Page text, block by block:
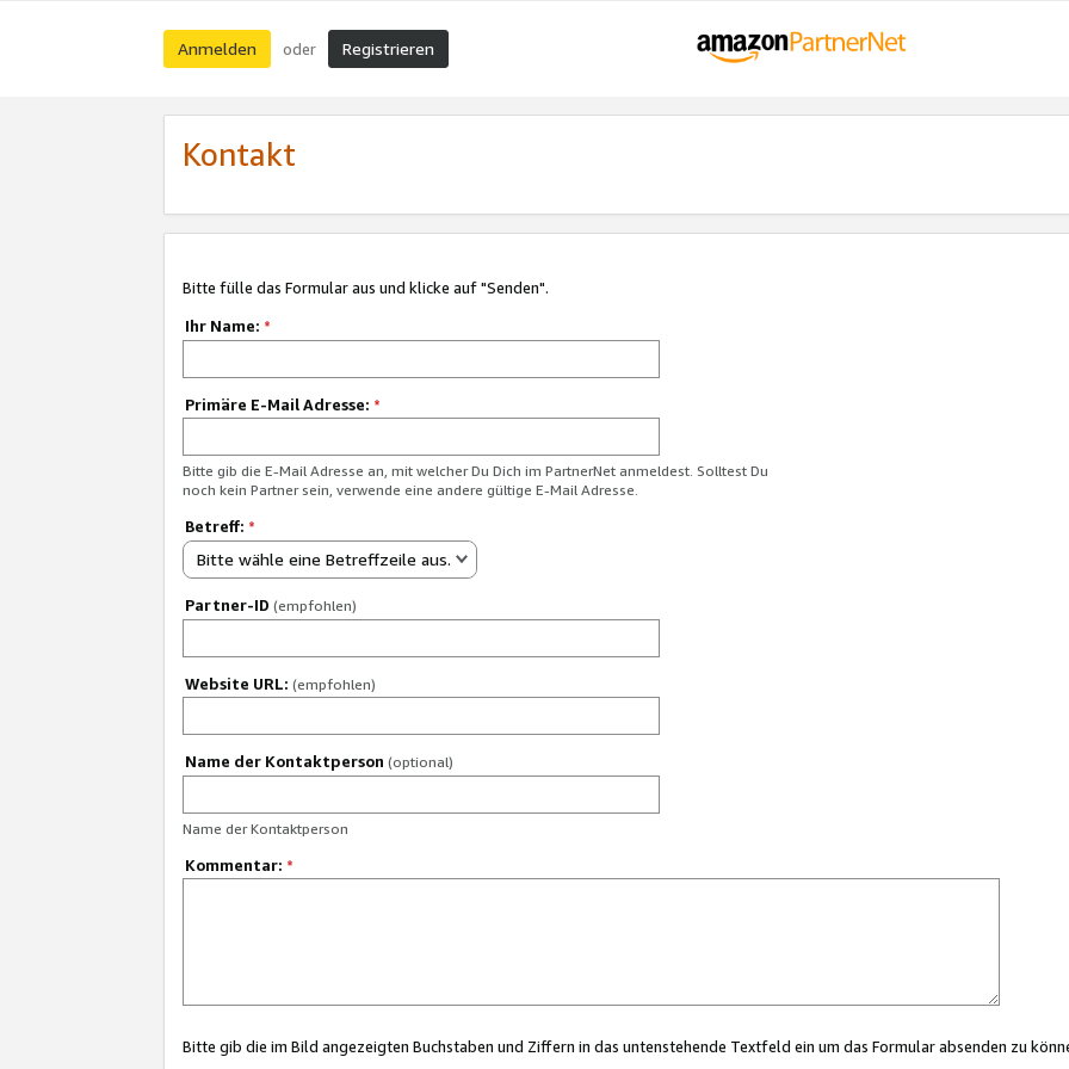
Anmelden oder Registrieren
Kontakt
Bitte fülle das Formular aus und klicke auf "Senden".
Ihr Name: *
Primäre E-Mail Adresse: *
Bitte gib die E-Mail Adresse an, mit welcher Du Dich im PartnerNet anmeldest. Solltest Du
noch kein Partner sein, verwende eine andere gültige E-Mail Adresse.
Betreff: *
Bitte wähle eine Betreffzeile aus.
Partner-ID (empfohlen)
Website URL: (empfohlen)
Name der Kontaktperson (optional)
Name der Kontaktperson
Kommentar: *
Bitte gib die im Bild angezeigten Buchstaben und Ziffern in das untenstehende Textfeld ein um das Formular absenden zu